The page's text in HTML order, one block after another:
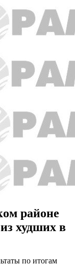
районе
худших в
по итогам